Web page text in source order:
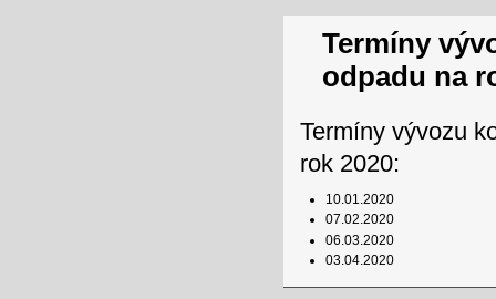
Termíny
odpadu na
Termíny vývozu
rok 2020:
10.01.2020
07.02.2020
06.03.2020
03.04.2020